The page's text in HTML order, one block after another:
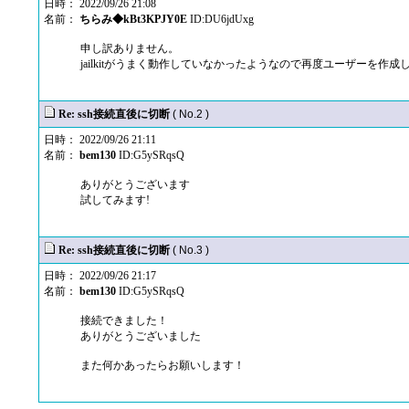
日時： 2022/09/26 21:08
名前：
ちらみ◆kBt3KPJY0EID:DU6jdUxg
申し訳ありません。
jailkitがうまく動作していなかったようなので再度ユーザーを作成
Re: ssh接続直後に切断 ( No.2 )
日時： 2022/09/26 21:11
名前： bem130ID:G5ySRqsQ
ありがとうございます
試してみます!
Re: ssh接続直後に切断 ( No.3 )
日時： 2022/09/26 21:17
名前： bem130ID:G5ySRqsQ
接続できました！
ありがとうございました
また何かあったらお願いします！